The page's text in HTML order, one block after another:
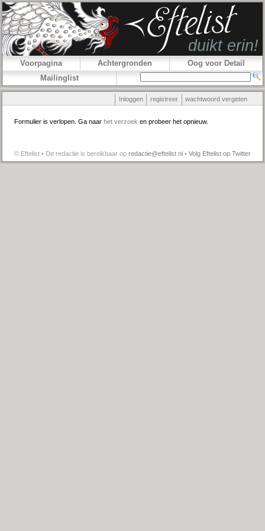
Voorpagina Achtergronden
Oog voor Detail
Mailinglist
Inloggen registreer wachtwoord vergeten
Formulier is verlopen. Ga naar het verzoek en probeer het opnieuw.
© Eftelist • De redactie is bereikbaar op redactie@eftelist.nl • Volg Eftelist op Twitter